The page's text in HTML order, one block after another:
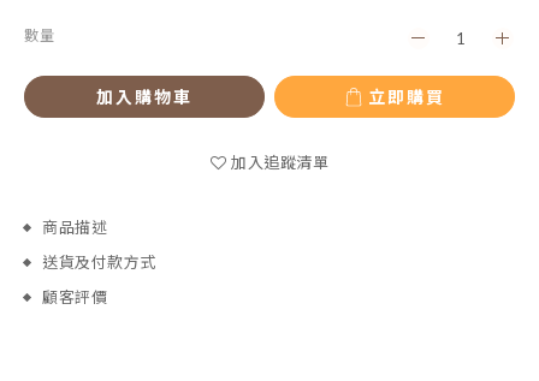
數量
加入購物車 立即購買
加入追蹤清單
商品描述
送貨及付款方式
顧客評價